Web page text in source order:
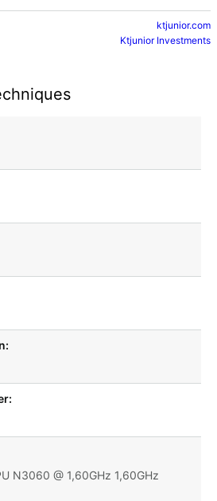
ktjunior.com
Ktjunior Investments
N3060 @ 1,60GHz 1,60GHz